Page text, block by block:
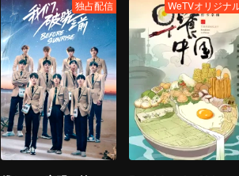
独占配信 WeTVオリジナ